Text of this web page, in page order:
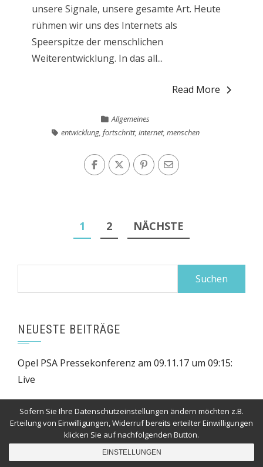
unsere Signale, unsere gesamte Art. Heute
rühmen wir uns des Internets als
Speerspitze der menschlichen
Weiterentwicklung. In das all...
Read More
Allgemeines
entwicklung, fortschritt, internet, menschen
Seitennummerierung
Beiträge
1 2 NÄCHSTE
NEUESTE BEITRÄGE
Opel PSA Pressekonferenz am 09.11.17 um 09:15:
Live
Auto-News
Elektrofahrzeuge: Kobalt-Abbau und
Verantwortung der Autohersteller
Sofern Sie Ihre Datenschutzeinstellungen ändern möchten z.B.
Erteilung von Einwilligungen, Widerruf bereits erteilter Einwilligungen
klicken Sie auf nachfolgenden Button.
EINSTELLUNGEN